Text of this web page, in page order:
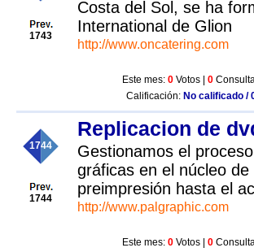
1743
Costa del Sol, se ha
International de Glion
http://www.oncatering.com
Este mes: 0 Votos | 0
Calificación: No calificado /
1744
1744
Replicacion de
Gestionamos el
gráficas en el núcleo
preimpresión hasta el
http://www.palgraphic.com
Este mes: 0 Votos | 0